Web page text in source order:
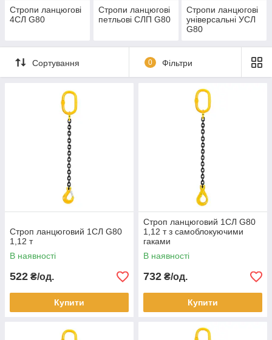
Стропи ланцюгові
4СЛ G80
Стропи ланцюгові
петльові СЛП G80
Стропи ланцюгові
універсальні УСЛ
G80
Сортування 0 Фільтри
Строп ланцюговий 1СЛ G80
1,12 т
В наявності
522 ₴/од.
Купити
Строп ланцюговий 1СЛ G80
1,12 т з самоблокуючими
гаками
В наявності
732 ₴/од.
Купити